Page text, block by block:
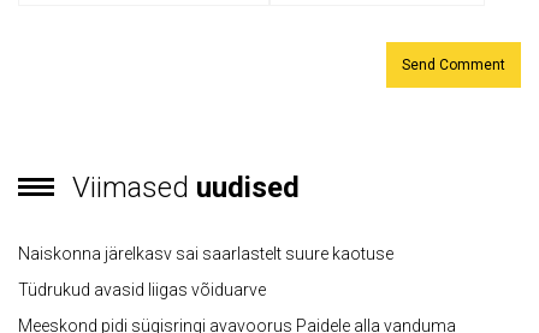
Viimased uudised
Naiskonna järelkasv sai saarlastelt suure kaotuse
Tüdrukud avasid liigas võiduarve
Meeskond pidi sügisringi avavoorus Paidele alla vanduma